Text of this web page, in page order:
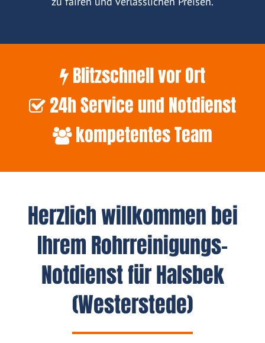
Blitzschnell vor Ort
24h Service und Notdienst
kompetentes Team
Herzlich willkommen bei
Ihrem Rohrreinigungs-
Notdienst für Halsbek
(Westerstede)